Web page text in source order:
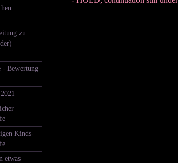
zu
- Bewertung
Kinds-
etwas